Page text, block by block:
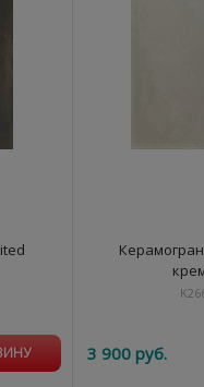
3 900 руб.